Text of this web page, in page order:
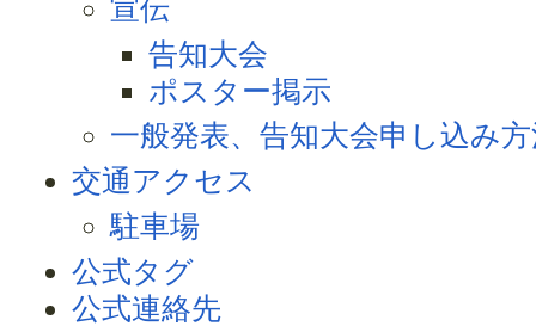
宣伝
告知大会
ポスター掲示
一般発表、告知大会申し込み
交通アクセス
駐車場
公式タグ
公式連絡先